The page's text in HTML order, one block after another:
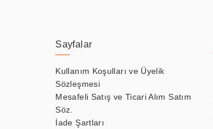
Sayfalar
Kullanım Koşulları ve Üyelik
Sözleşmesi
Mesafeli Satış ve Ticari Alım Satım
Söz.
İade Şartları